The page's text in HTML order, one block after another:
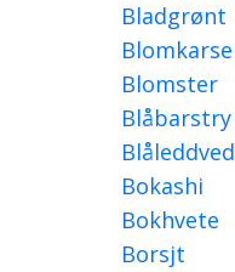
Bladgrønt
Blomkarse
Blomster
Blåbarstry
Blåleddved
Bokashi
Bokhvete
Borsjt